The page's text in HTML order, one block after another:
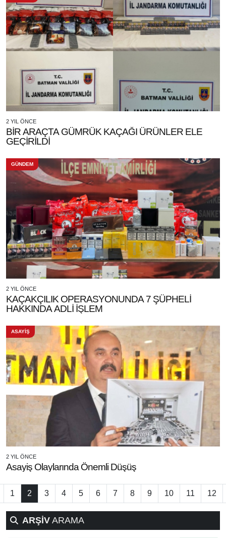
2 YIL ÖNCE
BİR ARAÇTA GÜMRÜK KAÇAĞI ÜRÜNLER ELE
GEÇİRİLDİ
GÜNDEM
2 YIL ÖNCE
KAÇAKÇILIK OPERASYONUNDA 7 ŞÜPHELİ
HAKKINDA ADLİ İŞLEM
ASAYİŞ
2 YIL ÖNCE
Asayiş Olaylarında Önemli Düşüş
1 2 3 4 5 6 7 8 9 10 11 12
ARŞİV ARAMA